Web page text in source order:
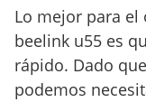
Lo mejor para el
beelink u55 es
rápido. Dado
podemos